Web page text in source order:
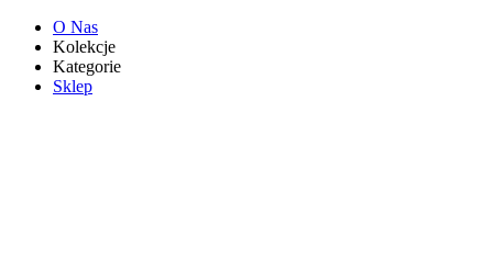
O Nas
Kolekcje
Kategorie
Sklep